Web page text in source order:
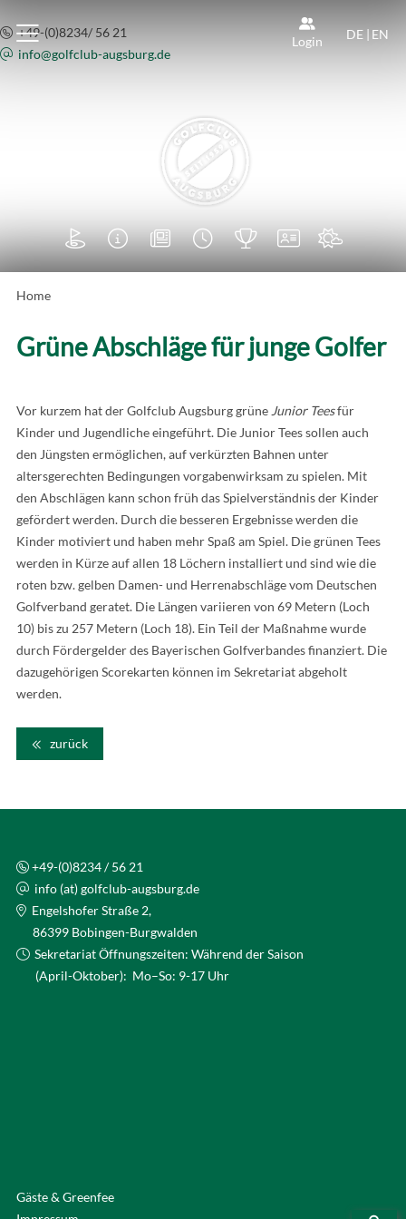
Login DE | EN
+49-(0)8234/ 56 21
info@golfclub-augsburg.de
      
Home
Grüne Abschläge für junge Golfer
Vor kurzem hat der Golfclub Augsburg grüne Junior Teesfür
Kinder und Jugendliche eingeführt. Die Junior Tees sollen auch
den Jüngsten ermöglichen, auf verkürzten Bahnen unter
altersgerechten Bedingungen vorgabenwirksam zu spielen. Mit
den Abschlägen kann schon früh das Spielverständnis der Kinder
gefördert werden. Durch die besseren Ergebnisse werden die
Kinder motiviert und haben mehr Spaß am Spiel. Die grünen Tees
werden in Kürze auf allen 18 Löchern installiert und sind wie die
roten bzw. gelben Damen- und Herrenabschläge vom Deutschen
Golfverband geratet. Die Längen variieren von 69 Metern (Loch
10) bis zu 257 Metern (Loch 18). Ein Teil der Maßnahme wurde
durch Fördergelder des Bayerischen Golfverbandes finanziert. Die
dazugehörigen Scorekarten können im Sekretariat abgeholt
werden.
zurück
+49-(0)8234 / 56 21
info (at) golfclub-augsburg.de
Engelshofer Straße 2,
86399 Bobingen-Burgwalden
Sekretariat Öffnungszeiten: Während der Saison
(April-Oktober): Mo–So: 9-17 Uhr
Gäste & Greenfee